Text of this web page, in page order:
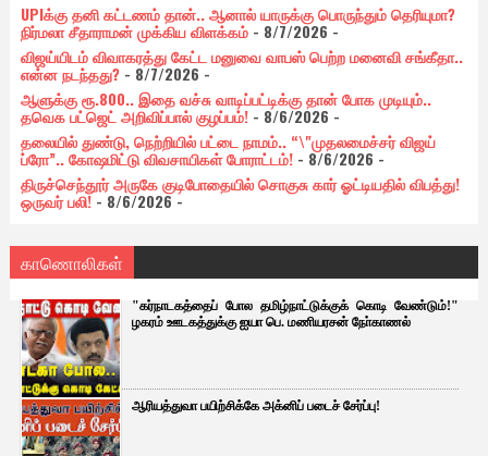
UPIக்கு தனி கட்டணம் தான்.. ஆனால் யாருக்கு பொருந்தும் தெரியுமா?
நிர்மலா சீதாராமன் முக்கிய விளக்கம்- 8/7/2026 -
விஜய்யிடம் விவாகரத்து கேட்ட மனுவை வாபஸ் பெற்ற மனைவி சங்கீதா..
என்ன நடந்தது?- 8/7/2026 -
ஆளுக்கு ரூ.800.. இதை வச்சு வாடிப்பட்டிக்கு தான் போக முடியும்..
தவெக பட்ஜெட் அறிவிப்பால் குழப்பம்!- 8/6/2026 -
தலையில் துண்டு, நெற்றியில் பட்டை நாமம்.. “\"முதலமைச்சர் விஜய்
ப்ரோ”.. கோஷமிட்டு விவசாயிகள் போராட்டம்!- 8/6/2026 -
திருச்செந்தூர் அருகே குடிபோதையில் சொகுசு கார் ஓட்டியதில் விபத்து!
ஒருவர் பலி!- 8/6/2026-
காணொலிகள்
"கர்நாடகத்தைப் போல தமிழ்நாட்டுக்குக் கொடி வேண்டும்!"
ழகரம் ஊடகத்துக்கு ஐயா பெ. மணியரசன் நோ்காணல்
ஆரியத்துவா பயிற்சிக்கே அக்னிப் படைச் சேர்ப்பு!